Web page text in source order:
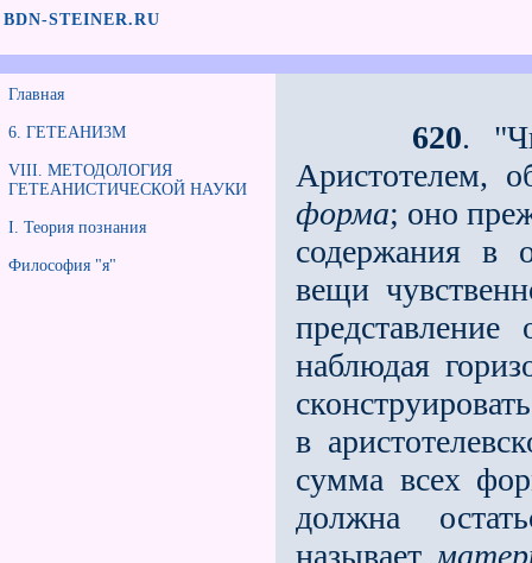
BDN-STEINER.RU
Главная
6. ГЕТЕАНИ3М
VIII. МЕТОДОЛОГИЯ
ГЕТЕАНИСТИЧЕСКОЙ НАУКИ
I. Теория познания
Философия "я"
620.
Аристотелем,
форма; оно
содержания в
вещи
наблюдая
в
сумма всех
должна
называет